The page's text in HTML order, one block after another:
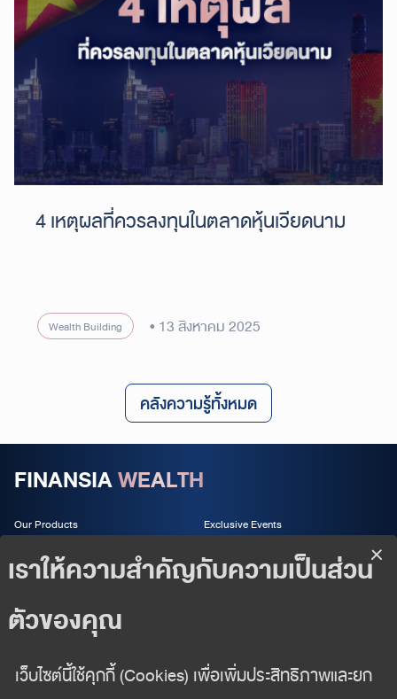
4 เหตุผลที่ควรลงทุนในตลาดหุ้นเวียดนาม
Wealth Building 13 สิงหาคม 2025
คลังความรู้ทั้งหมด
FINANSIAWEALTH
Our Products Exclusive Events
Wealth Services About us
Follow us
02 625 2442 wealth-management@fnsyrus.com